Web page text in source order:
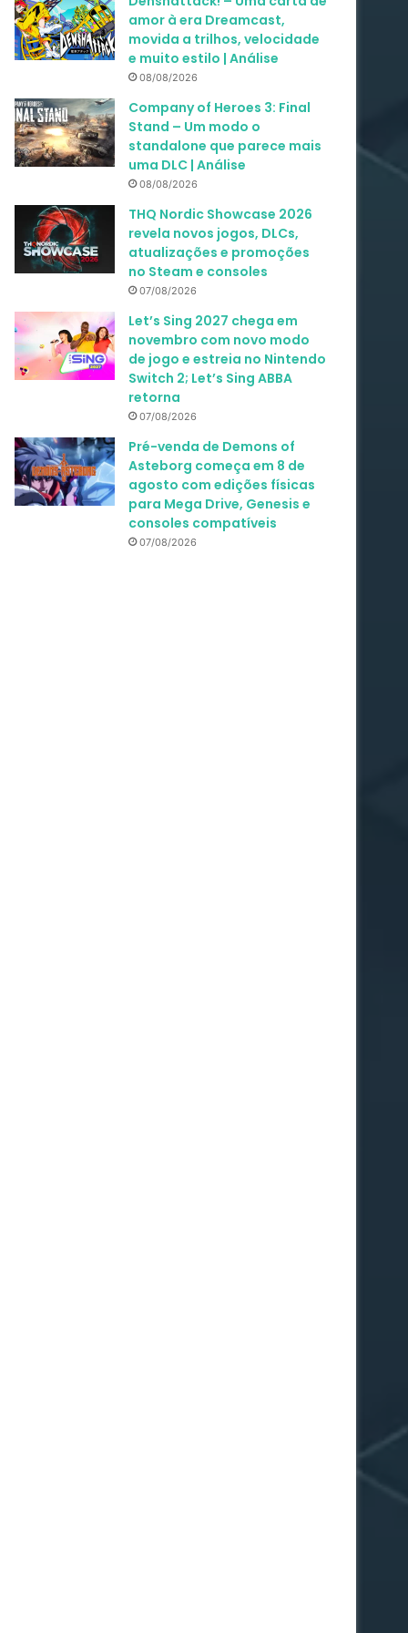
amor à era Dreamcast,
movida a trilhos, velocidade
e muito estilo | Análise
08/08/2026
Company of Heroes 3: Final
Stand – Um modo o
standalone que parece mais
uma DLC | Análise
08/08/2026
THQ Nordic Showcase 2026
revela novos jogos, DLCs,
atualizações e promoções
no Steam e consoles
07/08/2026
Let’s Sing 2027 chega em
novembro com novo modo
de jogo e estreia no Nintendo
Switch 2; Let’s Sing ABBA
retorna
07/08/2026
Pré-venda de Demons of
Asteborg começa em 8 de
agosto com edições físicas
para Mega Drive, Genesis e
consoles compatíveis
07/08/2026